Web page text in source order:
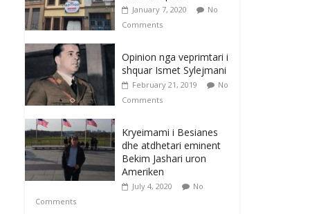
January 7, 2020
No
Comments
Opinion nga veprimtari i
shquar Ismet Sylejmani
February 21, 2019
No
Comments
Kryeimami i Besianes
dhe atdhetari eminent
Bekim Jashari uron
Ameriken
July 4, 2020
No
Comments